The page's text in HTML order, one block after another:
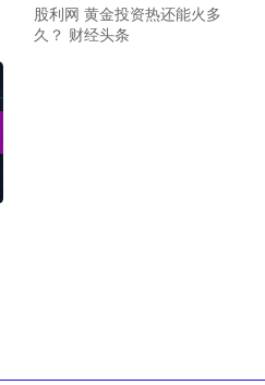
股利网 黄金投资热还能火多
久？ 财经头条